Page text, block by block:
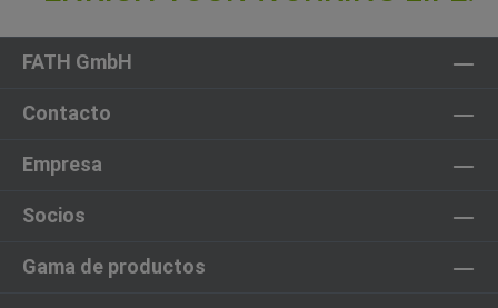
FATH GmbH
Contacto
Empresa
Socios
Gama de productos